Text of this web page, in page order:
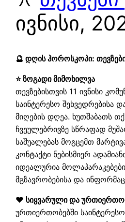
ივნისი,
🔮 დღის ჰოროსკოპი: თევზები
⭐ ზოგადი მიმოხილვა
თევზებისთვის 11 ივნისი
საინტერესო შეხვედრებისა
მიღების დღეა. ხუთშაბათს
ჩვეულებრივზე სწრაფად
საშუალებას მოგცემთ
კონტაქტი ნებისმიერ
იდეალურია
მგზავრობებისა და
❤️ სიყვარული და
ურთიერთობებში